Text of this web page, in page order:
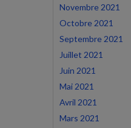
Novembre 2021
Octobre 2021
Septembre 2021
Juillet 2021
Juin 2021
Mai 2021
Avril 2021
Mars 2021